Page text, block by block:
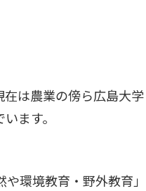
は農業の傍ら広島大学
ます。
環境教育・野外教育」